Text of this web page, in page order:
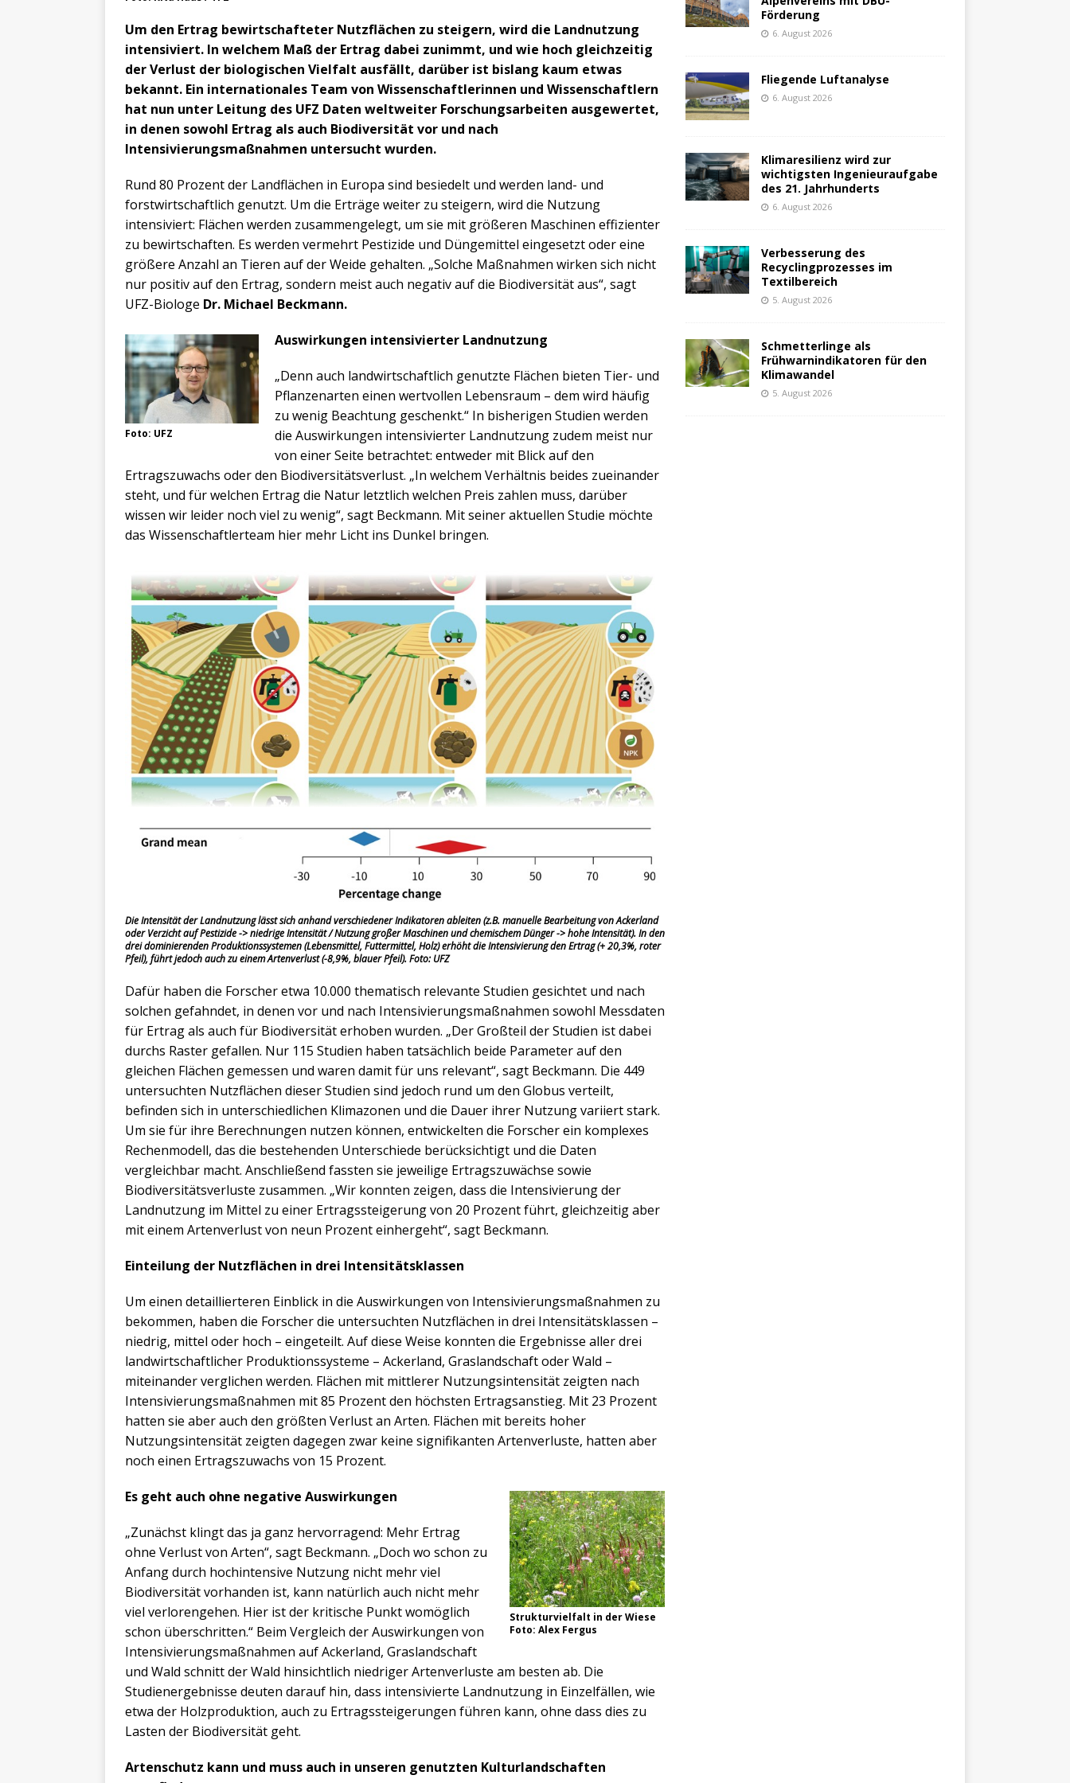
Um den Ertrag bewirtschafteter Nutzflächen zu steigern, wird die Landnutzung
intensiviert. In welchem Maß der Ertrag dabei zunimmt, und wie hoch gleichzeitig
der Verlust der biologischen Vielfalt ausfällt, darüber ist bislang kaum etwas
bekannt. Ein internationales Team von Wissenschaftlerinnen und Wissenschaftlern
hat nun unter Leitung des UFZ Daten weltweiter Forschungsarbeiten ausgewertet,
in denen sowohl Ertrag als auch Biodiversität vor und nach
Intensivierungsmaßnahmen untersucht wurden.
Rund 80 Prozent der Landflächen in Europa sind besiedelt und werden land- und
forstwirtschaftlich genutzt. Um die Erträge weiter zu steigern, wird die Nutzung
intensiviert: Flächen werden zusammengelegt, um sie mit größeren Maschinen effizienter
zu bewirtschaften. Es werden vermehrt Pestizide und Düngemittel eingesetzt oder eine
größere Anzahl an Tieren auf der Weide gehalten. „Solche Maßnahmen wirken sich nicht
nur positiv auf den Ertrag, sondern meist auch negativ auf die Biodiversität aus“, sagt
UFZ-Biologe Dr. Michael Beckmann.
Foto: UFZ
Auswirkungen intensivierter Landnutzung
„Denn auch landwirtschaftlich genutzte Flächen bieten Tier- und
Pflanzenarten einen wertvollen Lebensraum – dem wird häufig
zu wenig Beachtung geschenkt.“ In bisherigen Studien werden
die Auswirkungen intensivierter Landnutzung zudem meist nur
von einer Seite betrachtet: entweder mit Blick auf den
Ertragszuwachs oder den Biodiversitätsverlust. „In welchem Verhältnis beides zueinander
steht, und für welchen Ertrag die Natur letztlich welchen Preis zahlen muss, darüber
wissen wir leider noch viel zu wenig“, sagt Beckmann. Mit seiner aktuellen Studie möchte
das Wissenschaftlerteam hier mehr Licht ins Dunkel bringen.
Die Intensität der Landnutzung lässt sich anhand verschiedener Indikatoren ableiten (z.B. manuelle Bearbeitung von Ackerland
oder Verzicht auf Pestizide -> niedrige Intensität / Nutzung großer Maschinen und chemischem Dünger -> hohe Intensität). In den
drei dominierenden Produktionssystemen (Lebensmittel, Futtermittel, Holz) erhöht die Intensivierung den Ertrag (+ 20,3%, roter
Pfeil), führt jedoch auch zu einem Artenverlust (-8,9%, blauer Pfeil). Foto: UFZ
Dafür haben die Forscher etwa 10.000 thematisch relevante Studien gesichtet und nach
solchen gefahndet, in denen vor und nach Intensivierungsmaßnahmen sowohl Messdaten
für Ertrag als auch für Biodiversität erhoben wurden. „Der Großteil der Studien ist dabei
durchs Raster gefallen. Nur 115 Studien haben tatsächlich beide Parameter auf den
gleichen Flächen gemessen und waren damit für uns relevant“, sagt Beckmann. Die 449
untersuchten Nutzflächen dieser Studien sind jedoch rund um den Globus verteilt,
befinden sich in unterschiedlichen Klimazonen und die Dauer ihrer Nutzung variiert stark.
Um sie für ihre Berechnungen nutzen können, entwickelten die Forscher ein komplexes
Rechenmodell, das die bestehenden Unterschiede berücksichtigt und die Daten
vergleichbar macht. Anschließend fassten sie jeweilige Ertragszuwächse sowie
Biodiversitätsverluste zusammen. „Wir konnten zeigen, dass die Intensivierung der
Landnutzung im Mittel zu einer Ertragssteigerung von 20 Prozent führt, gleichzeitig aber
mit einem Artenverlust von neun Prozent einhergeht“, sagt Beckmann.
Einteilung der Nutzflächen in drei Intensitätsklassen
Um einen detaillierteren Einblick in die Auswirkungen von Intensivierungsmaßnahmen zu
bekommen, haben die Forscher die untersuchten Nutzflächen in drei Intensitätsklassen –
niedrig, mittel oder hoch – eingeteilt. Auf diese Weise konnten die Ergebnisse aller drei
landwirtschaftlicher Produktionssysteme – Ackerland, Graslandschaft oder Wald –
miteinander verglichen werden. Flächen mit mittlerer Nutzungsintensität zeigten nach
Intensivierungsmaßnahmen mit 85 Prozent den höchsten Ertragsanstieg. Mit 23 Prozent
hatten sie aber auch den größten Verlust an Arten. Flächen mit bereits hoher
Nutzungsintensität zeigten dagegen zwar keine signifikanten Artenverluste, hatten aber
noch einen Ertragszuwachs von 15 Prozent.
Strukturvielfalt in der Wiese
Foto: Alex Fergus
Es geht auch ohne negative Auswirkungen
„Zunächst klingt das ja ganz hervorragend: Mehr Ertrag
ohne Verlust von Arten“, sagt Beckmann. „Doch wo schon zu
Anfang durch hochintensive Nutzung nicht mehr viel
Biodiversität vorhanden ist, kann natürlich auch nicht mehr
viel verlorengehen. Hier ist der kritische Punkt womöglich
schon überschritten.“ Beim Vergleich der Auswirkungen von
Intensivierungsmaßnahmen auf Ackerland, Graslandschaft
und Wald schnitt der Wald hinsichtlich niedriger Artenverluste am besten ab. Die
Studienergebnisse deuten darauf hin, dass intensivierte Landnutzung in Einzelfällen, wie
etwa der Holzproduktion, auch zu Ertragssteigerungen führen kann, ohne dass dies zu
Lasten der Biodiversität geht.
Artenschutz kann und muss auch in unseren genutzten Kulturlandschaften
Förderung
6. August 2026
Fliegende Luftanalyse
6. August 2026
Klimaresilienz wird zur
wichtigsten Ingenieuraufgabe
des 21. Jahrhunderts
6. August 2026
Verbesserung des
Recyclingprozesses im
Textilbereich
5. August 2026
Schmetterlinge als
Frühwarnindikatoren für den
Klimawandel
5. August 2026